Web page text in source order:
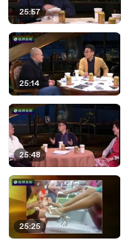
25:57
25:14
25:48
25:25